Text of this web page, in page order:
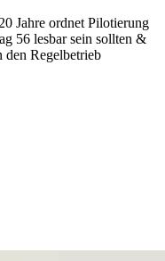
Jahre ordnet Pilotierung
56 lesbar sein sollten &
den Regelbetrieb